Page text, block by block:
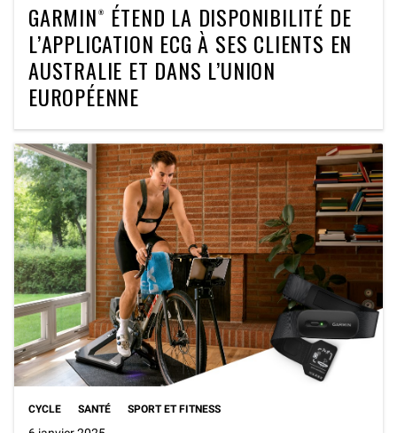
GARMIN® ÉTEND LA DISPONIBILITÉ DE
L’APPLICATION ECG À SES CLIENTS EN
AUSTRALIE ET DANS L’UNION
EUROPÉENNE
CYCLE SANTÉ SPORT ET FITNESS